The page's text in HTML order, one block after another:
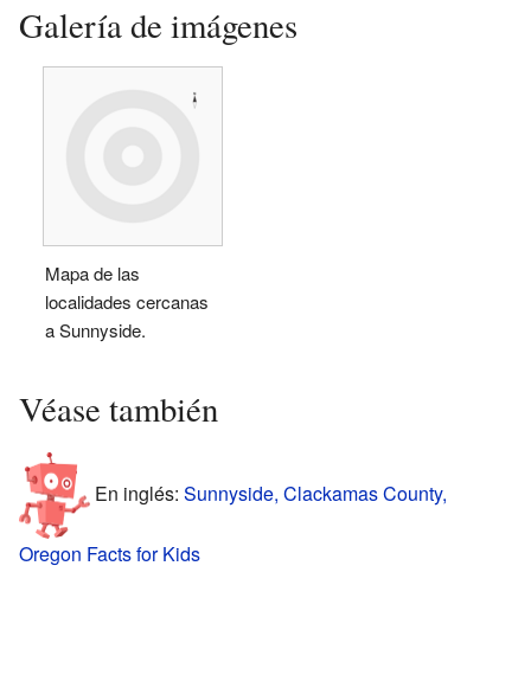
Galería de imágenes
Mapa de las
localidades cercanas
a Sunnyside.
Véase también
En inglés: Sunnyside, Clackamas County,
Oregon Facts for Kids